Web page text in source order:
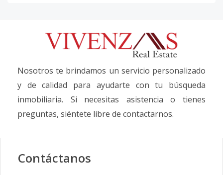
Nosotros te brindamos un servicio personalizado
y de calidad para ayudarte con tu búsqueda
inmobiliaria. Si necesitas asistencia o tienes
preguntas, siéntete libre de contactarnos.
Contáctanos